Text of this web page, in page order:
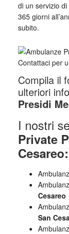
di un servizio
365 giorni
subito.
Compila il
ulteriori
Presidi
I nostri
Private
Cesareo:
Cesareo
San